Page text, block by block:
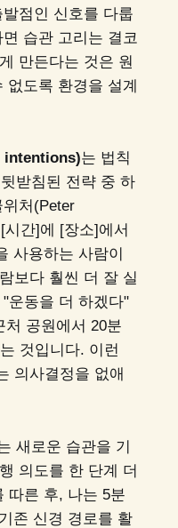
점인 신호를 다룹
습관 고리는 결코
만든다는 것은 원
도록 환경을 설계
intentions)는 법칙
받침된 전략 중 하
처(Peter
간]에 [장소]에서
사용하는 사람이
보다 훨씬 더 잘 실
운동을 더 하겠다"
공원에서 20분
것입니다. 이런
의사결정을 없애
새로운 습관을 기
의도를 한 단계 더
따른 후, 나는 5분
존 신경 경로를 활